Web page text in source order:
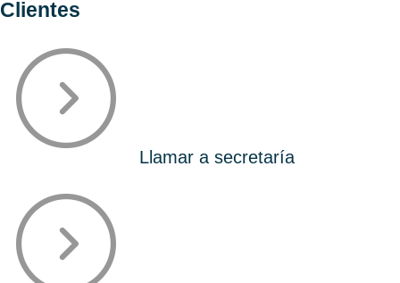
Clientes
Llamar a secretaría